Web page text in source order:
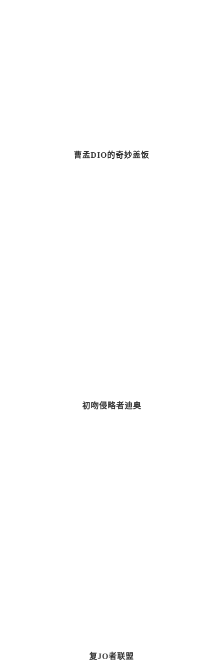
曹孟DIO的奇妙盖饭
初吻侵略者迪奥
复JO者联盟